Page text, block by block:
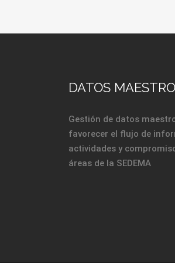
DATOS
Gestión de datos
favorecer el flujo de
actividades y
áreas de la SEDEMA